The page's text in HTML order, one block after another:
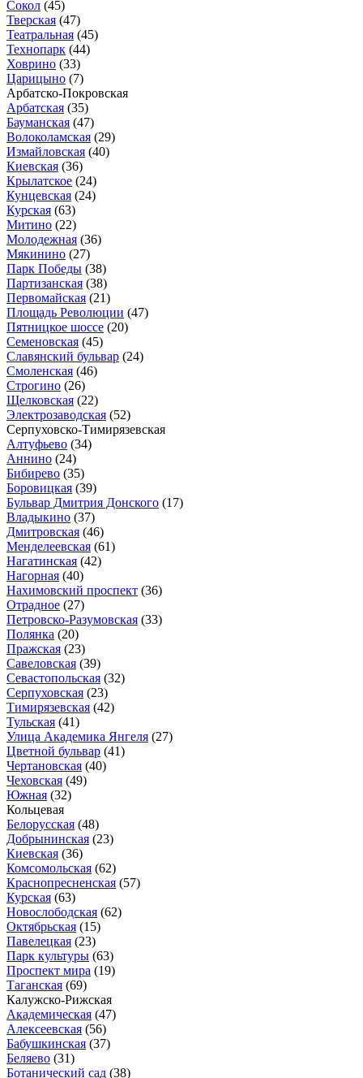
Сокол (45)
Тверская (47)
Театральная (45)
Технопарк (44)
Ховрино (33)
Царицыно (7)
Арбатско-Покровская
Арбатская (35)
Бауманская (47)
Волоколамская (29)
Измайловская (40)
Киевская (36)
Крылатское (24)
Кунцевская (24)
Курская (63)
Митино (22)
Молодежная (36)
Мякинино (27)
Парк Победы (38)
Партизанская (38)
Первомайская (21)
Площадь Революции (47)
Пятницкое шоссе (20)
Семеновская (45)
Славянский бульвар (24)
Смоленская (46)
Строгино (26)
Щелковская (22)
Электрозаводская (52)
Серпуховско-Тимирязевская
Алтуфьево (34)
Аннино (24)
Бибирево (35)
Боровицкая (39)
Бульвар Дмитрия Донского (17)
Владыкино (37)
Дмитровская (46)
Менделеевская (61)
Нагатинская (42)
Нагорная (40)
Нахимовский проспект (36)
Отрадное (27)
Петровско-Разумовская (33)
Полянка (20)
Пражская (23)
Савеловская (39)
Севастопольская (32)
Серпуховская (23)
Тимирязевская (42)
Тульская (41)
Улица Академика Янгеля (27)
Цветной бульвар (41)
Чертановская (40)
Чеховская (49)
Южная (32)
Кольцевая
Белорусская (48)
Добрынинская (23)
Киевская (36)
Комсомольская (62)
Краснопресненская (57)
Курская (63)
Новослободская (62)
Октябрьская (15)
Павелецкая (23)
Парк культуры (63)
Проспект мира (19)
Таганская (69)
Калужско-Рижская
Академическая (47)
Алексеевская (56)
Бабушкинская (37)
Беляево (31)
Ботанический сад (38)